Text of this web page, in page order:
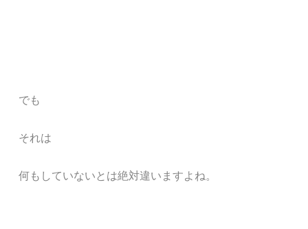
でも
それは
何もしていないとは絶対違いますよね。